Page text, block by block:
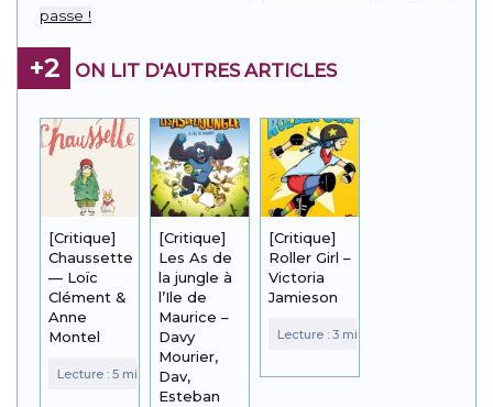
passe !
+2 ON LIT D'AUTRES ARTICLES
[Critique]
Chaussette
— Loïc
Clément &
Anne
Montel
[Critique]
Les As de
la jungle à
l’Ile de
Maurice –
Davy
Mourier,
Dav,
Esteban
[Critique]
Roller Girl –
Victoria
Jamieson